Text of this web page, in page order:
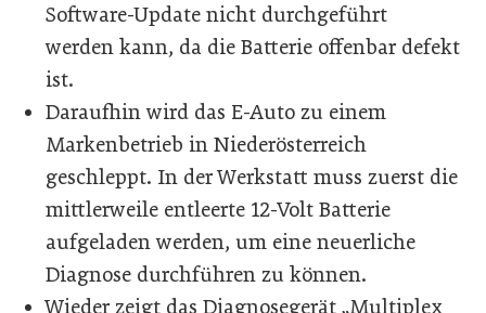
Software-Update nicht durchgeführt
werden kann, da die Batterie offenbar defekt
ist.
Daraufhin wird das E-Auto zu einem
Markenbetrieb in Niederösterreich
geschleppt. In der Werkstatt muss zuerst die
mittlerweile entleerte 12-Volt Batterie
aufgeladen werden, um eine neuerliche
Diagnose durchführen zu können.
Wieder zeigt das Diagnosegerät „Multiplex